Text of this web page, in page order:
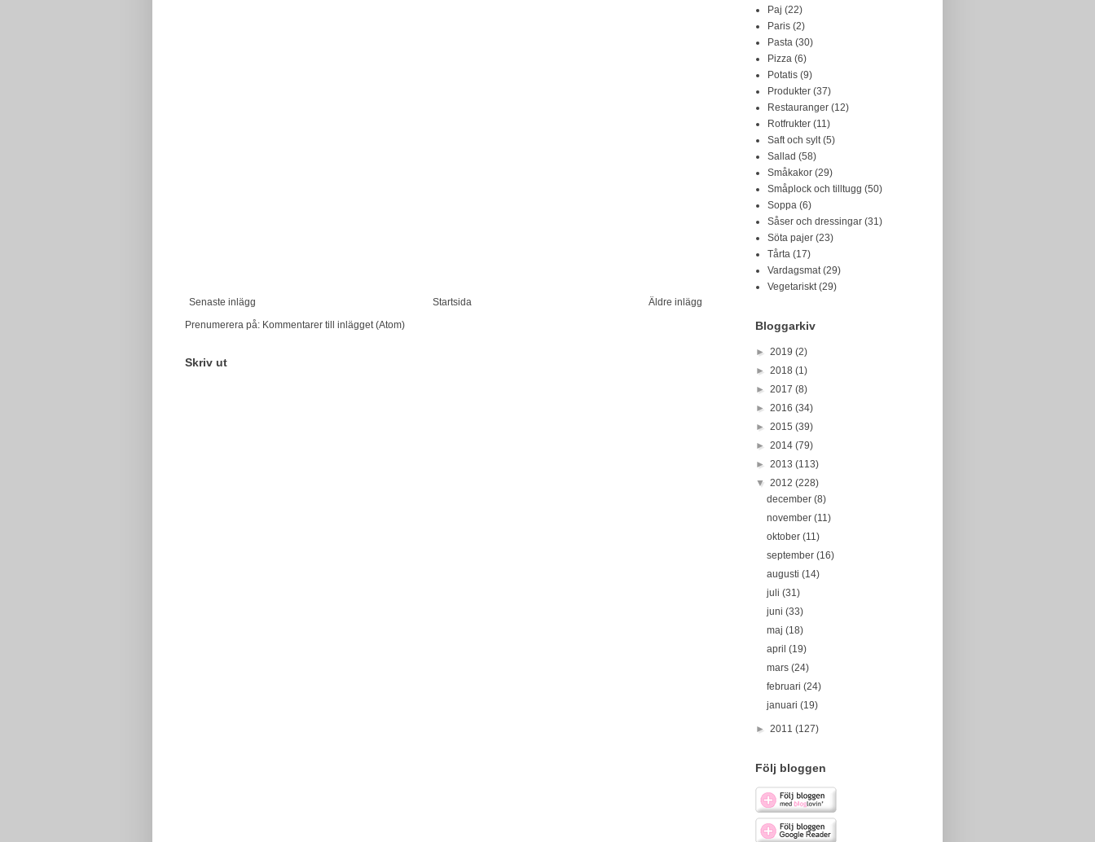
Senaste inlägg Äldre inlägg
Startsida
Prenumerera på: Kommentarer till inlägget (Atom)
Skriv ut
Paj (22)
Paris (2)
Pasta (30)
Pizza (6)
Potatis (9)
Produkter (37)
Restauranger (12)
Rotfrukter (11)
Saft och sylt (5)
Sallad (58)
Småkakor (29)
Småplock och tilltugg (50)
Soppa (6)
Såser och dressingar (31)
Söta pajer (23)
Tårta (17)
Vardagsmat (29)
Vegetariskt (29)
Bloggarkiv
► 2019 (2)
► 2018 (1)
► 2017 (8)
► 2016 (34)
► 2015 (39)
► 2014 (79)
► 2013 (113)
▼ 2012 (228)
december(8)
november(11)
oktober(11)
september(16)
augusti(14)
juli(31)
juni(33)
maj(18)
april(19)
mars(24)
februari(24)
januari(19)
► 2011 (127)
Följ bloggen